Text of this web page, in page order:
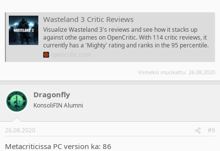
Wasteland 3 Critic Reviews
Visualize Wasteland 3's reviews and see how it stacks up
against othe games on OpenCritic. With 114 critic reviews, it
currently has a 'Mighty' rating and ranks in the 95 percentile.
Viimeksi muokattu: 26.08.2020
Dragonfly
KonsoliFIN Alumni
26.08.2020 #9
Metacriticissa PC version ka: 86